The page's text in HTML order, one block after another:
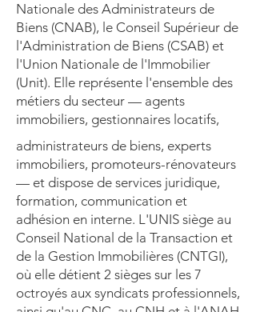
Nationale des Administrateurs de
Biens (CNAB), le Conseil Supérieur de
l'Administration de Biens (CSAB) et
l'Union Nationale de l'Immobilier
(Unit). Elle représente l'ensemble des
métiers du secteur — agents
immobiliers, gestionnaires locatifs,
administrateurs de biens, experts
immobiliers, promoteurs-rénovateurs
— et dispose de services juridique,
formation, communication et
adhésion en interne. L'UNIS siège au
Conseil National de la Transaction et
de la Gestion Immobilières (CNTGI),
où elle détient 2 sièges sur les 7
octroyés aux syndicats professionnels,